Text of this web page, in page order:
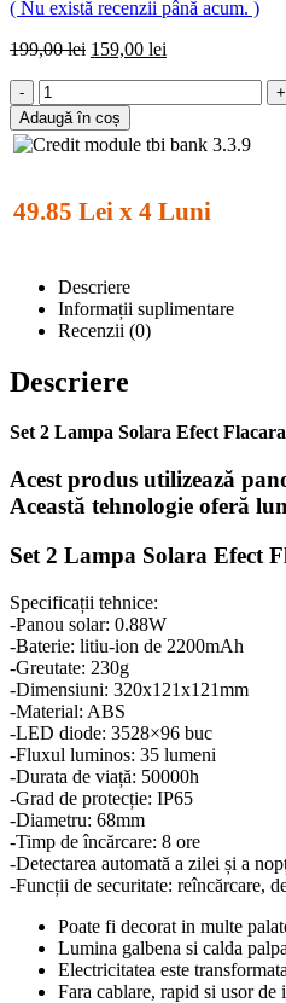
( Nu există recenzii până acum. )
199,00lei 159,00 lei
-
+
Adaugă în coș
49.85 Lei x 4 Luni
Descriere
Informații suplimentare
Recenzii (0)
Descriere
Set 2 Lampa Solara Efect
Acest produs utilizează
Această tehnologie oferă
Set 2 Lampa Solara Efect
Specificații tehnice:
-Panou solar: 0.88W
-Baterie: litiu-ion de 2200mAh
-Greutate: 230g
-Dimensiuni: 320x121x121mm
-Material: ABS
-LED diode: 3528×96 buc
-Fluxul luminos: 35 lumeni
-Durata de viață: 50000h
-Grad de protecție: IP65
-Diametru: 68mm
-Timp de încărcare: 8 ore
-Detectarea automată a zilei și a
-Funcții de securitate: reîncărcare,
Poate fi decorat in multe
Lumina galbena si calda
Electricitatea este
Fara cablare, rapid si usor de